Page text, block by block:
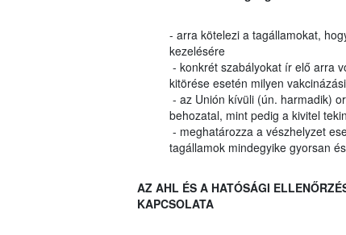
- arra kötelezi a tagállamokat,
kezelésére
- konkrét szabályokat ír elő arra
kitörése esetén milyen
- az Unión kívüli (ún. harmadik)
behozatal, mint pedig a kivitel
- meghatározza a vészhelyzet
tagállamok mindegyike gyorsan
AZ AHL ÉS A HATÓSÁGI
KAPCSOLATA